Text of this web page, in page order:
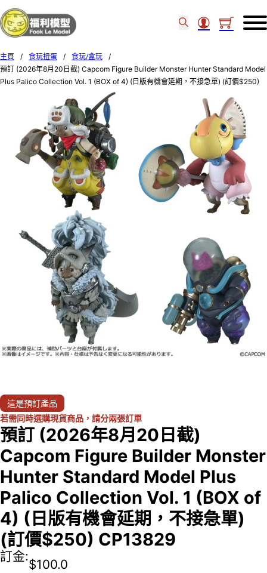
主頁 / 食玩扭蛋 / 食玩/盒玩
/
預訂 (2026年8月20日截) Capcom Figure Builder Monster Hunter Standard Model
Plus Palico Collection Vol. 1 (BOX of 4) (日版有機會延期，不接急單) (訂價$250)
這是預訂產品
若需同時選購現貨商品，請分兩張訂單
預訂 (2026年8月20日截)
Capcom Figure Builder Monster
Hunter Standard Model Plus
Palico Collection Vol. 1 (BOX of
4) (日版有機會延期，不接急單)
(訂價$250) CP13829
訂金:
$100.0